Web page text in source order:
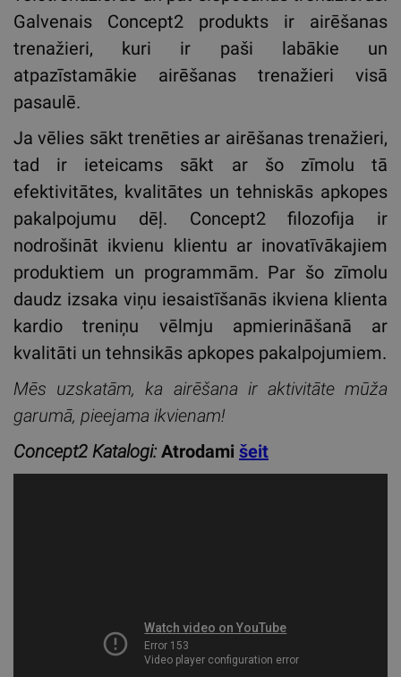
Galvenais Concept2 produkts ir airēšanas
trenažieri, kuri ir paši labākie un
atpazīstamākie airēšanas trenažieri visā
pasaulē.
Ja vēlies sākt trenēties ar airēšanas trenažieri,
tad ir ieteicams sākt ar šo zīmolu tā
efektivitātes, kvalitātes un tehniskās apkopes
pakalpojumu dēļ. Concept2 filozofija ir
nodrošināt ikvienu klientu ar inovatīvākajiem
produktiem un programmām. Par šo zīmolu
daudz izsaka viņu iesaistīšanās ikviena klienta
kardio treniņu vēlmju apmierināšanā ar
kvalitāti un tehnsikās apkopes pakalpojumiem.
Mēs uzskatām, ka airēšana ir aktivitāte mūža
garumā, pieejama ikvienam!
Concept2 Katalogi:Atrodami šeit